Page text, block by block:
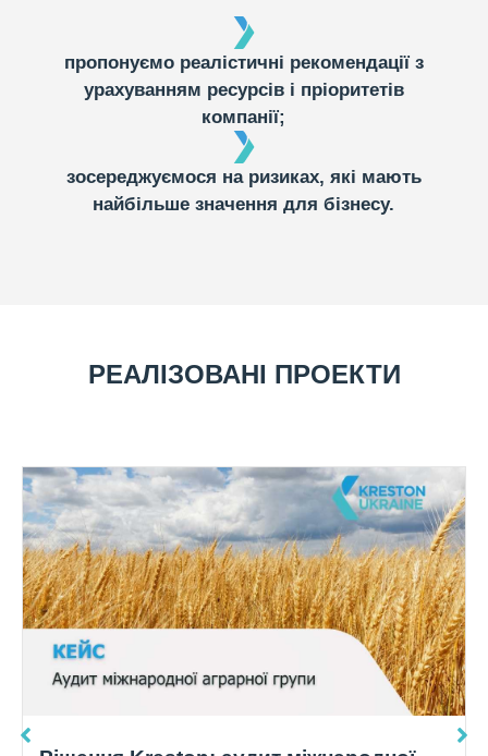
пропонуємо реалістичні рекомендації з
урахуванням ресурсів і пріоритетів
компанії;
зосереджуємося на ризиках, які мають
найбільше значення для бізнесу.
РЕАЛІЗОВАНІ ПРОЕКТИ